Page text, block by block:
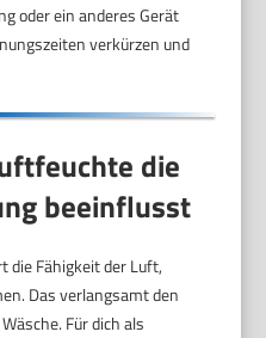
oder ein anderes Gerät
verkürzen und
die
beeinflusst
die Fähigkeit der Luft,
Das verlangsamt den
Für dich als